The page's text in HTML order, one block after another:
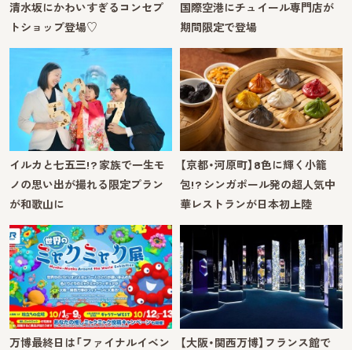
清水坂にかわいすぎるコンセプ
トショップ登場♡
国際空港にチュイール専門店が
期間限定で登場
イルカと七五三!? 家族で一生モ
ノの思い出が撮れる限定プラン
が和歌山に
【京都・河原町】8色に輝く小籠
包!? シンガポール発の超人気中
華レストランが日本初上陸
万博最終日は「ファイナルイベン
【大阪・関西万博】フランス館で